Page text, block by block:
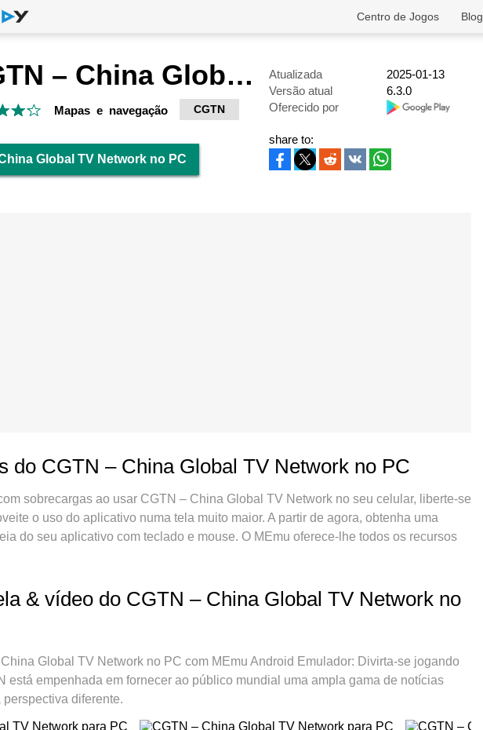
Blog
Centro de Jogos
CGTN – China Global TV Network
Mapas e navegação CGTN
Atualizada
2025-01-13
Versão atual
6.3.0
Oferecido por
Global TV Network no PC
share to:
do CGTN – China Global TV Network no PC
sobrecargas ao usar CGTN – China Global TV Network no seu celular, liberte-se
o uso do aplicativo numa tela muito maior. A partir de agora, obtenha uma
do seu aplicativo com teclado e mouse. O MEmu oferece-lhe todos os recursos
esperava: instalação rápida e configuração fácil, controles intuitivos, sem mais
Global TV Network no seu computador. Codificado com a nossa absorção, o
possibilita a abertura de 2 ou mais contas ao mesmo tempo. E o mais
de emulação exclusivo pode liberar todo o potencial do seu PC, tornando
& vídeo do CGTN – China Global TV Network no
Global TV Network no PC com MEmu Android Emulador: Divirta-se jogando
está empenhada em fornecer ao público mundial uma ampla gama de notícias
diferente.